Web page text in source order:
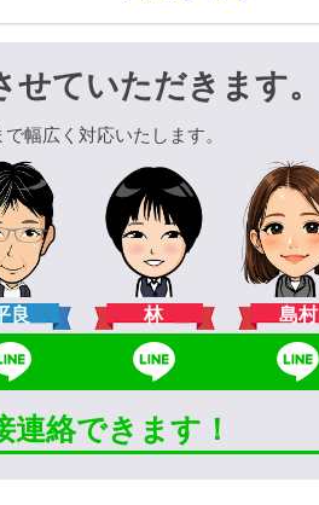
ていただきます。
幅広く対応いたします。
良 林 島村
絡できます！